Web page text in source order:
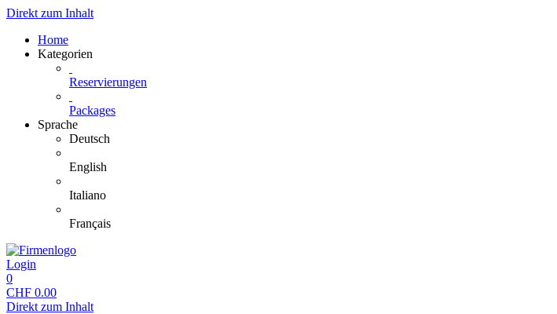
Direkt zum Inhalt
Home
Kategorien
Reservierungen
Packages
Sprache
Deutsch
English
Italiano
Français
Login
0
CHF 0.00
Direkt zum Inhalt